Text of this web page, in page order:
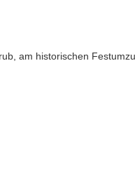
am historischen